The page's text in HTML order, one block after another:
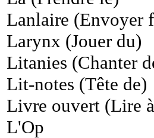
Lanlaire (Envoyer
Larynx (Jouer du)
Litanies (Chanter
Lit-notes (Tête de)
Livre ouvert (Lire
L'Op